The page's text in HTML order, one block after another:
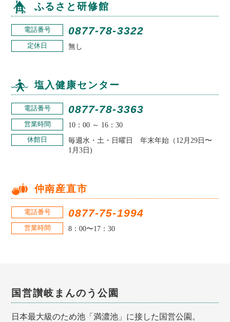
ふるさと研修館
電話番号 0877-78-3322
定休日 無し
塩入健康センター
電話番号 0877-78-3363
営業時間 10：00 ～ 16：30
休館日
毎週⽔・土・日曜⽇ 年末年始（12月29日〜
1月3日)
仲南産直市
電話番号 0877-75-1994
営業時間 8：00〜17：30
国営讃岐まんのう公園
日本最大級のため池「満濃池」に接した国営公園。